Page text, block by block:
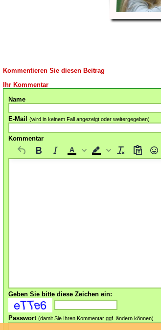
Kommentieren Sie diesen Beitrag
Ihr Kommentar
Name
E-Mail (wird in keinem Fall angezeigt oder weitergegeben)
Kommentar
Geben Sie bitte diese Zeichen ein:
Passwort (damit Sie Ihren Kommentar ggf. ändern können)